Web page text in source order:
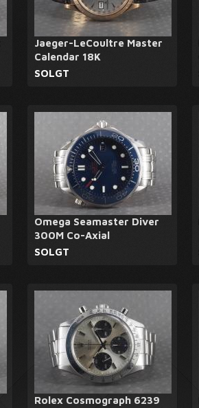
Jaeger-LeCoultre Master
Calendar 18K
SOLGT
Omega Seamaster Diver
300M Co-Axial
SOLGT
Rolex Cosmograph 6239